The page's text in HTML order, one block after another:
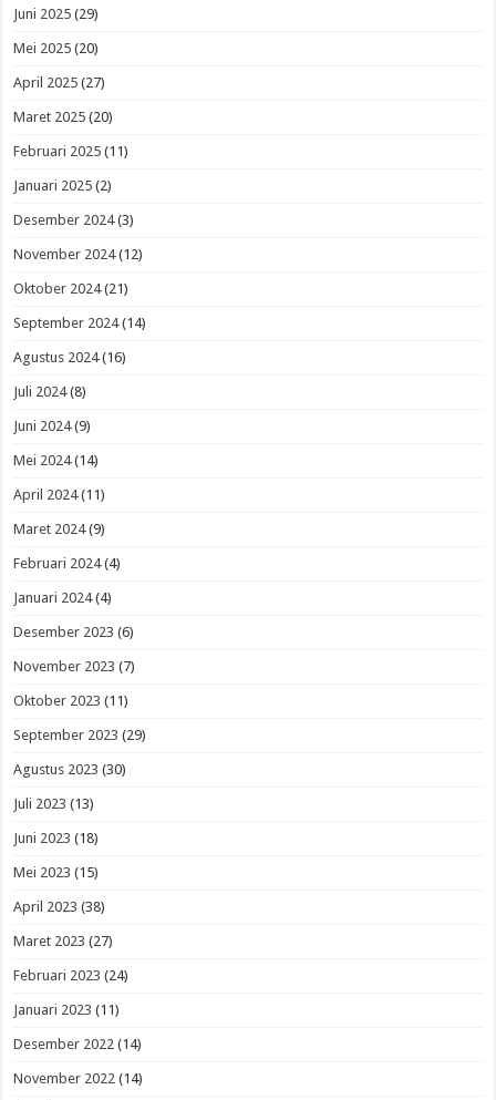
Juni 2025 (29)
Mei 2025 (20)
April 2025 (27)
Maret 2025 (20)
Februari 2025 (11)
Januari 2025 (2)
Desember 2024(3)
November 2024(12)
Oktober 2024(21)
September 2024(14)
Agustus 2024(16)
Juli 2024(8)
Juni 2024(9)
Mei 2024(14)
April 2024(11)
Maret 2024(9)
Februari 2024(4)
Januari 2024(4)
Desember 2023 (6)
November 2023 (7)
Oktober 2023 (11)
September 2023 (29)
Agustus 2023 (30)
Juli 2023 (13)
Juni 2023 (18)
Mei 2023 (15)
April 2023 (38)
Maret 2023 (27)
Februari 2023 (24)
Januari 2023 (11)
Desember 2022 (14)
November 2022 (14)